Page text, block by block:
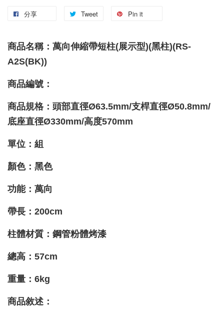
分享 Tweet Pin it
商品名稱：萬向伸縮帶短柱(展示型)(黑柱)(RS-
A2S(BK))
商品編號：
商品規格：頭部直徑Ø63.5mm/支桿直徑Ø50.8mm/
底座直徑Ø330mm/高度570mm
單位：組
顏色：黑色
功能：萬向
帶長：200cm
柱體材質 ：鋼管粉體烤漆
總高：57cm
重量 ：6kg
商品敘述：